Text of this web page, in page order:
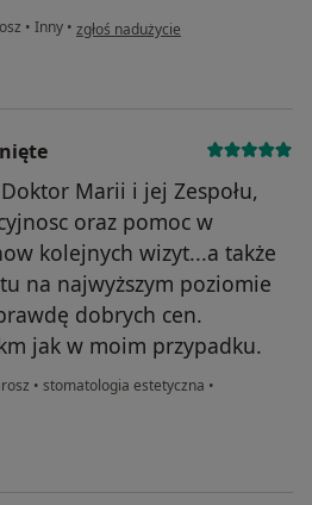
• Inny • w opinii użytkownika zadowolony
zgłoś nadużycie
Marii i jej Zespołu,
oraz pomoc w
kolejnych wizyt...a także
na najwyższym poziomie
dobrych cen.
jak w moim przypadku.
• stomatologia estetyczna •
usunięte